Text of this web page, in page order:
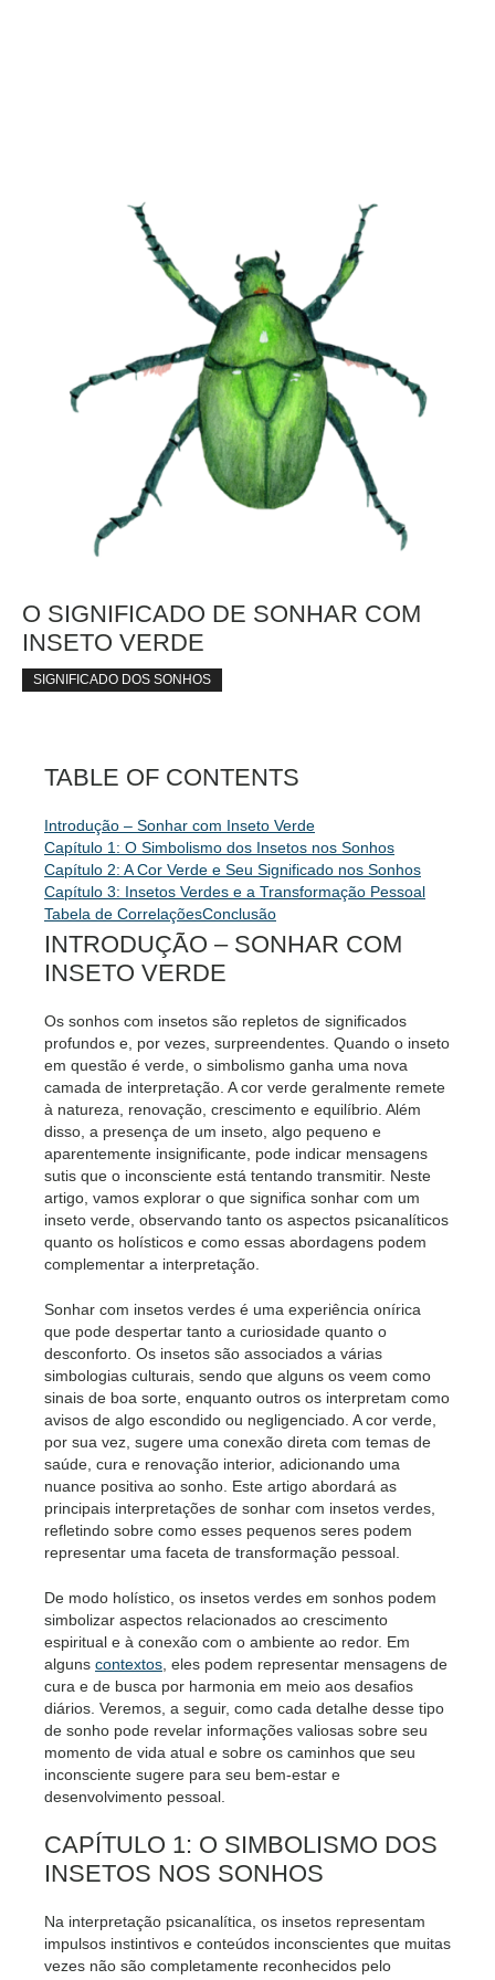
O SIGNIFICADO DE SONHAR COM
INSETO VERDE
SIGNIFICADO DOS SONHOS
TABLE OF CONTENTS
Introdução – Sonhar com Inseto Verde
Capítulo 1: O Simbolismo dos Insetos nos Sonhos
Capítulo 2: A Cor Verde e Seu Significado nos Sonhos
Capítulo 3: Insetos Verdes e a Transformação Pessoal
Tabela de CorrelaçõesConclusão
INTRODUÇÃO – SONHAR COM
INSETO VERDE
Os sonhos com insetos são repletos de significados
profundos e, por vezes, surpreendentes. Quando o inseto
em questão é verde, o simbolismo ganha uma nova
camada de interpretação. A cor verde geralmente remete
à natureza, renovação, crescimento e equilíbrio. Além
disso, a presença de um inseto, algo pequeno e
aparentemente insignificante, pode indicar mensagens
sutis que o inconsciente está tentando transmitir. Neste
artigo, vamos explorar o que significa sonhar com um
inseto verde, observando tanto os aspectos psicanalíticos
quanto os holísticos e como essas abordagens podem
complementar a interpretação.
Sonhar com insetos verdes é uma experiência onírica
que pode despertar tanto a curiosidade quanto o
desconforto. Os insetos são associados a várias
simbologias culturais, sendo que alguns os veem como
sinais de boa sorte, enquanto outros os interpretam como
avisos de algo escondido ou negligenciado. A cor verde,
por sua vez, sugere uma conexão direta com temas de
saúde, cura e renovação interior, adicionando uma
nuance positiva ao sonho. Este artigo abordará as
principais interpretações de sonhar com insetos verdes,
refletindo sobre como esses pequenos seres podem
representar uma faceta de transformação pessoal.
De modo holístico, os insetos verdes em sonhos podem
simbolizar aspectos relacionados ao crescimento
espiritual e à conexão com o ambiente ao redor. Em
alguns contextos, eles podem representar mensagens de
cura e de busca por harmonia em meio aos desafios
diários. Veremos, a seguir, como cada detalhe desse tipo
de sonho pode revelar informações valiosas sobre seu
momento de vida atual e sobre os caminhos que seu
inconsciente sugere para seu bem-estar e
desenvolvimento pessoal.
CAPÍTULO 1: O SIMBOLISMO DOS
INSETOS NOS SONHOS
Na interpretação psicanalítica, os insetos representam
impulsos instintivos e conteúdos inconscientes que muitas
vezes não são completamente reconhecidos pelo